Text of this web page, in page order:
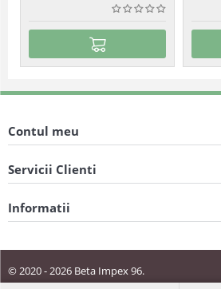
Contul meu
Servicii Clienti
Informatii
© 2020 - 2026 Beta Impex 96.